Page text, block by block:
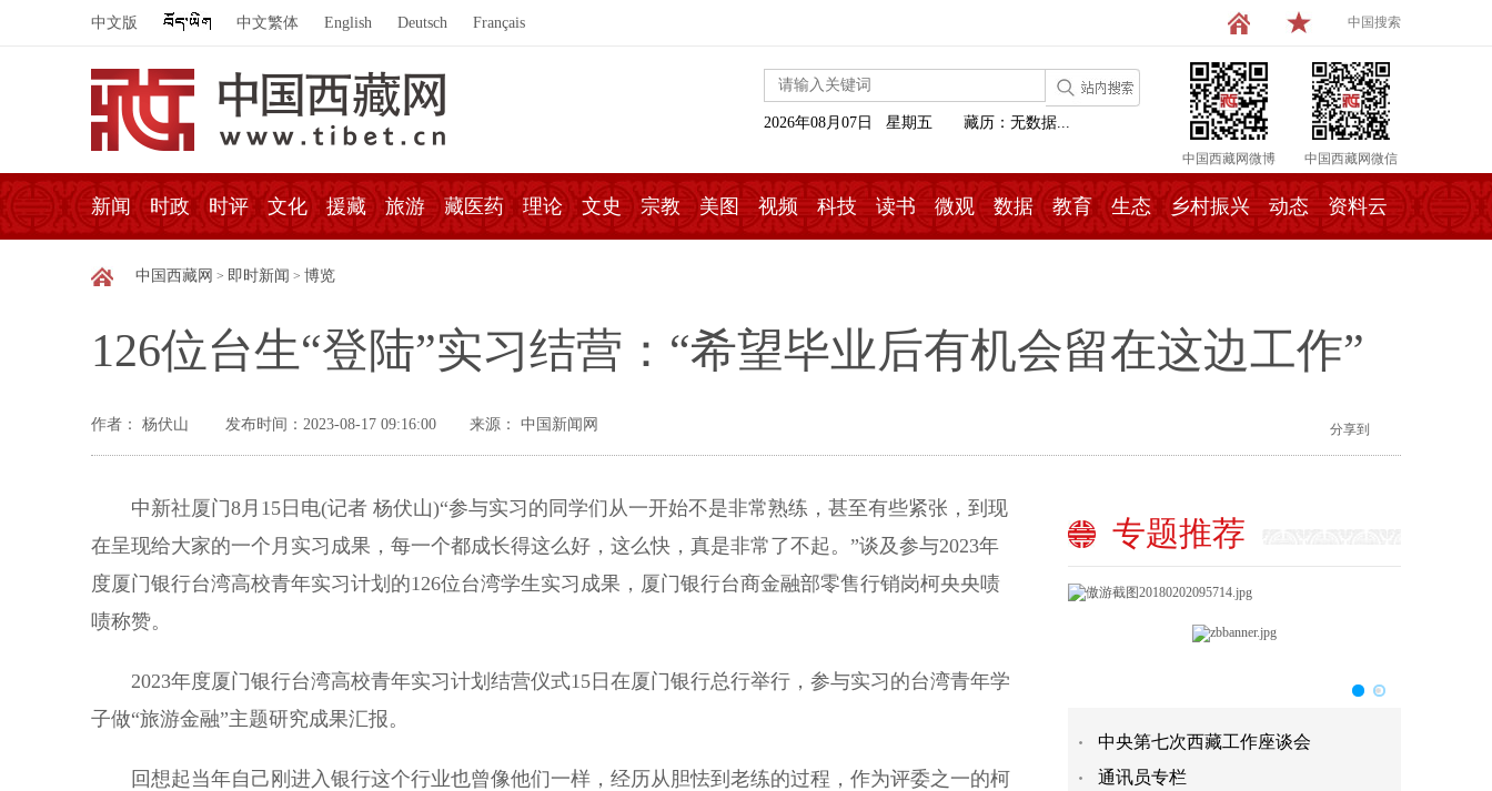
中文版 中文繁体 English Deutsch Français 中国搜索
中国西藏网微博 中国西藏网微信
2026年08月07日 星期五 藏历：无数据...
新闻 时政 时评 文化 援藏 旅游 藏医药 理论 文史 宗教 美图 视频 科技 读书 微观 数据 教育 生态 乡村振兴 动态 资料云
中国西藏网 > 即时新闻 > 博览
126位台生“登陆”实习结营：“希望毕业后有机会留在这边工作”
作者： 杨伏山 发布时间：2023-08-17 09:16:00 来源： 中国新闻网 分享到
中新社厦门8月15日电(记者 杨伏山)“参与实习的同学们从一开始不是非常熟练，甚至有些紧张，到现
在呈现给大家的一个月实习成果，每一个都成长得这么好，这么快，真是非常了不起。”谈及参与2023年
度厦门银行台湾高校青年实习计划的126位台湾学生实习成果，厦门银行台商金融部零售行销岗柯央央啧
啧称赞。
2023年度厦门银行台湾高校青年实习计划结营仪式15日在厦门银行总行举行，参与实习的台湾青年学
子做“旅游金融”主题研究成果汇报。
回想起当年自己刚进入银行这个行业也曾像他们一样，经历从胆怯到老练的过程，作为评委之一的柯
专题推荐
中央第七次西藏工作座谈会
通讯员专栏